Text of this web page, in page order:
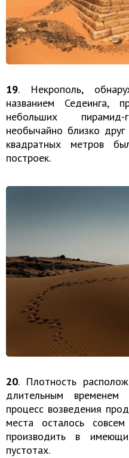
19. Некрополь,
названием Седеинга,
небольших пирамид-
необычайно близко
квадратных метров
построек.
20. Плотность
длительным временем
процесс возведения
места осталось
производить в
пустотах.